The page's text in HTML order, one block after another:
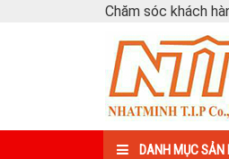
Chăm sóc khách
DANH MỤC SẢN